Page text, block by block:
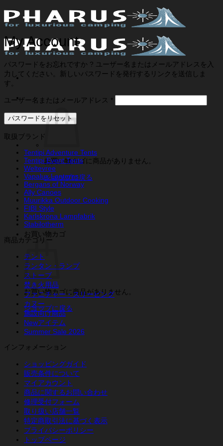
to
content
お買い物カゴに商品がありません。
ショップに戻る
お買い物カゴ
お買い物カゴに商品がありません。
ショップに戻る
My Account
パスワードをお忘れですか ? ユーザー名またはメールアドレスを入
力してください。新しいパスワードを発行するリンクを送信しま
す。
ユーザー名またはメールアドレス *
パスワードをリセット
取扱ブランド
Tentipi Adventure Tents
Tentipi Event Tents
Weltevree
Vapalux Lanterns
Bergans of Norway
Ally Canoes
Muurikka Outdoor Cooking
FIBI Style
Karlskrona Lampfabrik
Stabilotherm
商品カテゴリー
テント
ランタン・ランプ
ストーブ
焚き火用品
ファニチャー・スリーピング
カヌー
施設向け商品
Newアイテム
Summer Sale 2026
インフォメーション
ショッピングガイド
販売条件について
マイアカウント
商品に関するお問い合わせ
修理受付フォーム
取り扱い店舗一覧
特定商取引法に基づく表示
プライバシーポリシー
トップページ